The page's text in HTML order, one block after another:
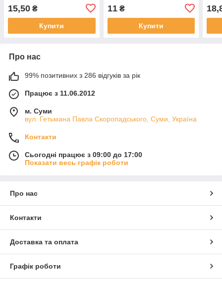
15,50 ₴
Купити
11₴
Купити
Про нас
99% позитивних з 286 відгуків за рік
Працює з 11.06.2012
м. Суми
вул. Гетьмана Павла Скоропадського, Суми, Україна
Контакти
Сьогодні працює з 09:00 до 17:00
Показати весь графік роботи
Про нас
Контакти
Доставка та оплата
Графік роботи